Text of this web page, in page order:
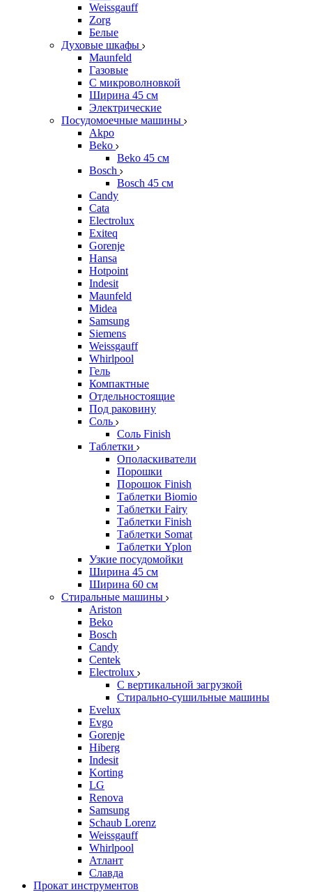
Weissgauff
Zorg
Белые
Духовые шкафы
Maunfeld
Газовые
С микроволновкой
Ширина 45 см
Электрические
Посудомоечные машины
Akpo
Beko
Beko 45 см
Bosch
Bosch 45 см
Candy
Cata
Electrolux
Exiteq
Gorenje
Hansa
Hotpoint
Indesit
Maunfeld
Midea
Samsung
Siemens
Weissgauff
Whirlpool
Гель
Компактные
Отдельностоящие
Под раковину
Соль
Соль Finish
Таблетки
Ополаскиватели
Порошки
Порошок Finish
Таблетки Biomio
Таблетки Fairy
Таблетки Finish
Таблетки Somat
Таблетки Yplon
Узкие посудомойки
Ширина 45 см
Ширина 60 см
Стиральные машины
Ariston
Beko
Bosch
Candy
Centek
Electrolux
С вертикальной загрузкой
Стирально-сушильные машины
Evelux
Evgo
Gorenje
Hiberg
Indesit
Korting
LG
Renova
Samsung
Schaub Lorenz
Weissgauff
Whirlpool
Атлант
Славда
Прокат инструментов